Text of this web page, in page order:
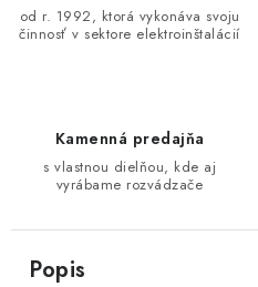
KARIÉRA
B2B SEKCIA
Reklamačný poriadok
Kontakt
od r. 1992, ktorá vykonáva svoju
činnosť v sektore elektroinštalácií
Kamenná predajňa
s vlastnou dielňou, kde aj
vyrábame rozvádzače
Popis